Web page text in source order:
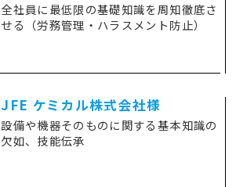
全社員に最低限の基礎知識を周知徹底さ
せる（労務管理・ハラスメント防止）
JFE ケミカル株式会社様
設備や機器そのものに関する基本知識の
欠如、技能伝承